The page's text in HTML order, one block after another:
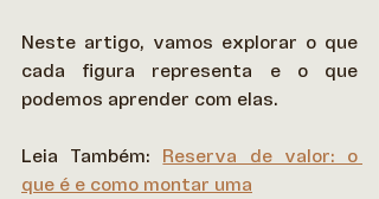
Neste artigo, vamos explorar o que
cada figura representa e o que
podemos aprender com elas.
Leia Também: Reserva de valor: o
que é e como montar uma